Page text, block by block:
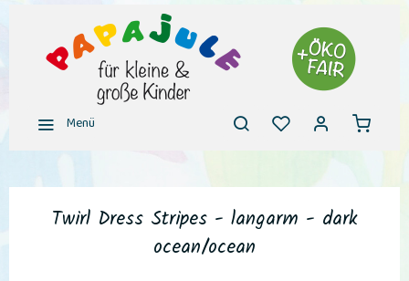
Menü
Twirl Dress Stripes - langarm - dark
ocean/ocean